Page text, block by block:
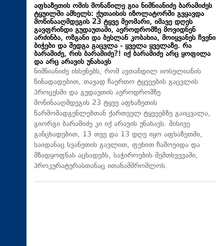
აფხაზეთის ომის მონაწილე გია ნიშნიანიძე ბარამიძეს
ტყუილში ამხელს: ქუთაისის იზოლატორში გვყავდა
მოწინააღმდეგის 23 ტყვე მეომარი, იმავე დღეს
გავფრინდი გუდაუთაში, აეროდრომზე მოვიდნენ
არძინბა, ოზგანი და ბესლან კობახია, მოიყვანეს ჩვენი
ბიჭები და შედგა გაცვლა - ყველა ყველაზე. რა
ბარამიძე, რის ბარამიძე?! იქ ბარამიძე არც ყოფილა
და არც არავის უნახავს
ნიშნიანიძე იხსენებს, რომ ავთანდილ იოსელიანის
წინადადებით, თავად ჩაერთო ტყვეების გაცვლის
პროცესში და გუდაუთის აეროდრომზე
მოწინააღმდეგის 23 ტყვე აფხაზეთის
წარმომადგენლებთან ქართველ ტყვეებზე გაიცვალა,
გიორგი ბარამიძე კი იქ არავის უნახავს. მისივე
განცხადებით, 13 თვე და 13 დღე იყო აფხაზეთში,
საიდანაც სვანეთის გავლით, ფეხით ჩამოვიდა და
მზადყოფნას აცხადებს, საჭიროების შემთხვევაში,
პროკურატურასთანაც ითანამშრომლოს.